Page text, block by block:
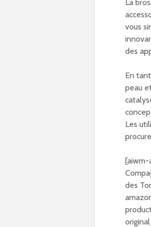
La
vous
des
En
peau
Les
[aiwm-
des